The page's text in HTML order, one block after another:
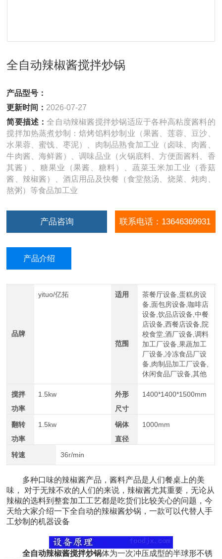
全自动辣椒酱搅拌炒锅
产品型号：
更新时间： 2026-07-27
简要描述：全自动辣椒酱搅拌炒锅适应于各种高粘度酱料的
搅拌加热蒸煮炒制：焙烤馅料炒制业（果酱、莲蓉、豆沙、
水果蓉、蜜饯、枣泥）、肉制品熟食加工业（卤味、肉酱、
牛肉酱、海鲜酱）、调味品业（火锅底料、方便面酱料、香
其酱）、糖果业（果酱、糖料）、蔬菜玉米加工业（香菇
酱、辣椒酱）、酒店用品及快餐（食堂熬汤、烧菜、炖肉、
熬粥）等食品加工业
产品咨询 联系电话：13646369931
产品介绍
品牌
yituo/亿拓 适用
范围
茶餐厅设备,蛋糕房设
备,面包房设备,咖啡店
设备,饮品店设备,中餐
店设备,西餐店设备,院
校食堂,酒厂设备,调料
加工厂设备,果蔬加工
厂设备,冷冻食品厂设
备,肉制品加工厂设备,
休闲食品厂设备,其他
搅拌
功率
1.5kw
外形
尺寸
1400*1400*1500mm
翻转
功率
1.5kw
锅体
直径
1000mm
转速 36r/min
多种口味的辣椒酱产品，酱料产品是人们餐桌上的美
味， 对于无辣不欢的人们的来说，辣椒酱尤其重要，无论从
辣椒的选料到整套加工工艺都是吃货们比较关心的问题，今
天给大家介绍一下全自动的辣椒酱炒锅，一款可以代替人手
工炒制的机器设备
全自动辣椒酱搅拌炒锅体为一次冲压成型的半球形不锈